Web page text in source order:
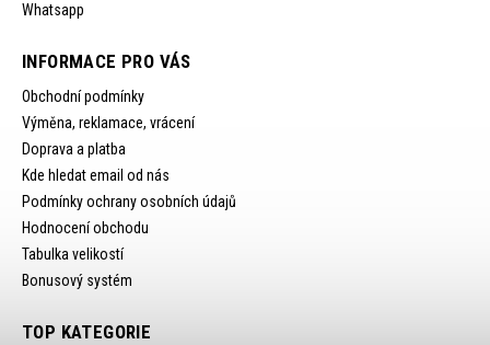
Whatsapp
INFORMACE PRO VÁS
Obchodní podmínky
Výměna, reklamace, vrácení
Doprava a platba
Kde hledat email od nás
Podmínky ochrany osobních údajů
Hodnocení obchodu
Tabulka velikostí
Bonusový systém
TOP KATEGORIE